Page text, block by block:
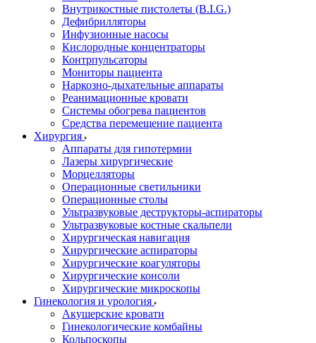
Внутрикостные пистолеты (B.I.G.)
Дефибрилляторы
Инфузионные насосы
Кислородные концентраторы
Контрпульсаторы
Мониторы пациента
Наркозно-дыхательные аппараты
Реанимационные кровати
Системы обогрева пациентов
Средства перемещение пациента
Хирургия
Аппараты для гипотермии
Лазеры хирургические
Морцелляторы
Операционные светильники
Операционные столы
Ультразвуковые деструкторы-аспираторы
Ультразвуковые костные скальпели
Хирургическая навигация
Хирургические аспираторы
Хирургические коагуляторы
Хирургические консоли
Хирургические микроскопы
Гинекология и урология
Акушерские кровати
Гинекологические комбайны
Кольпоскопы